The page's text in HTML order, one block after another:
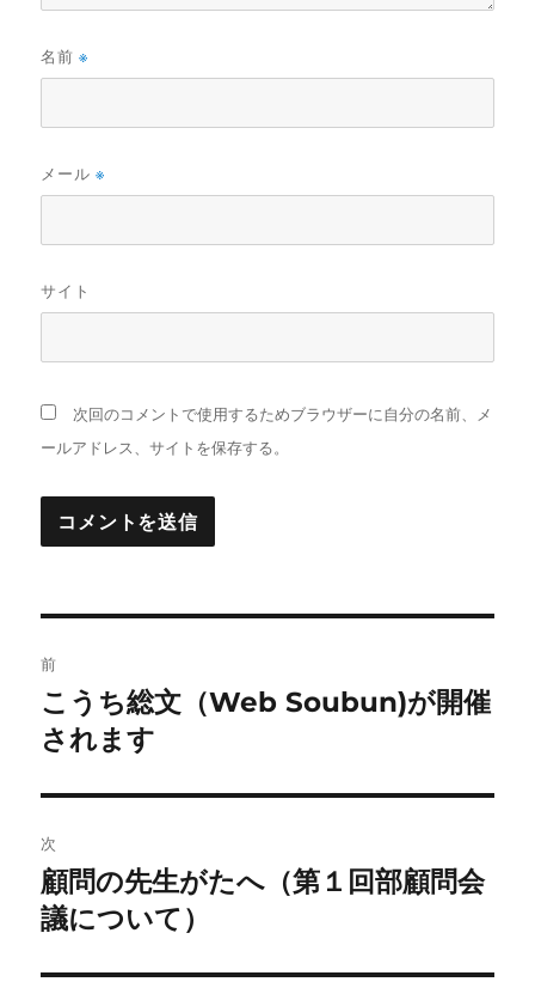
名前※
メール※
サイト
次回のコメントで使用するためブラウザーに自分の名前、メ
ールアドレス、サイトを保存する。
稿
ナ
ビ
ゲ
ー
シ
前
前
の
稿:
こうち総文（Web Soubun)が開催
されます
次
次
の
稿:
顧問の先生がたへ（第１回部顧問会
議について）